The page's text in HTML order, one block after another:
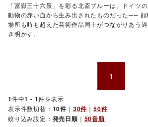
「冨嶽三十六景」を彩る北斎ブルーは、ドイツ
動物の赤い血から生み出されたものだった── 顔
場所も時も超えた芸術作品同士がつながりあう
き明かす。
1
1件中1 - 1件を表示
表示件数切替： 10件 ｜ 30件 ｜50件
絞り込み設定： 発売日順 ｜ 50音順